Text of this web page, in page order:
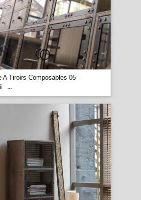
A Tiroirs Composables 05 -
...